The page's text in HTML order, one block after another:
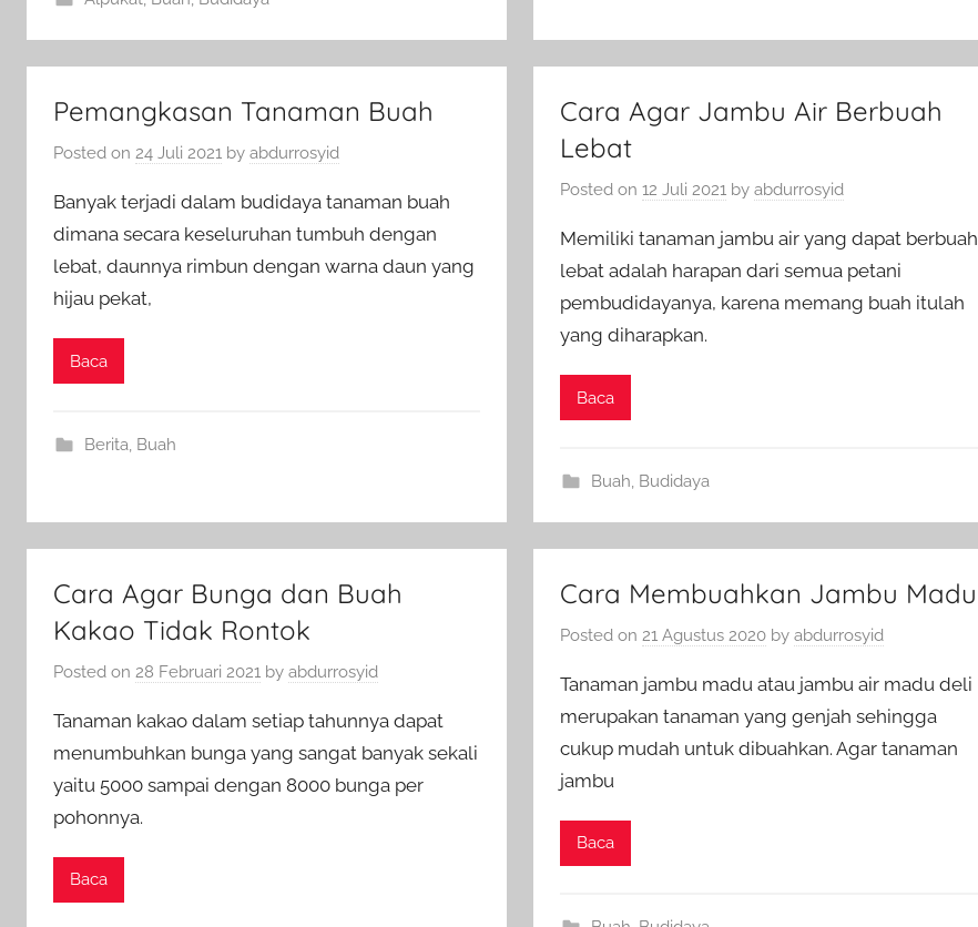
Pemangkasan Tanaman Buah
Posted on 24 Juli 2021 by abdurrosyid
Banyak terjadi dalam budidaya tanaman buah
dimana secara keseluruhan tumbuh dengan
lebat, daunnya rimbun dengan warna daun yang
hijau pekat,
Baca
Berita, Buah
Cara Agar Jambu Air Berbuah
Lebat
Posted on12 Juli 2021 byabdurrosyid
Memiliki tanaman jambu air yang dapat berbuah
lebat adalah harapan dari semua petani
pembudidayanya, karena memang buah itulah
yang diharapkan.
Baca
Buah, Budidaya
Cara Agar Bunga dan Buah
Kakao Tidak Rontok
Posted on 28 Februari 2021 by abdurrosyid
Tanaman kakao dalam setiap tahunnya dapat
menumbuhkan bunga yang sangat banyak sekali
yaitu 5000 sampai dengan 8000 bunga per
pohonnya.
Baca
Cara Membuahkan Jambu Madu
Posted on 21 Agustus 2020 byabdurrosyid
Tanaman jambu madu atau jambu air madu deli
merupakan tanaman yang genjah sehingga
cukup mudah untuk dibuahkan. Agar tanaman
jambu
Baca